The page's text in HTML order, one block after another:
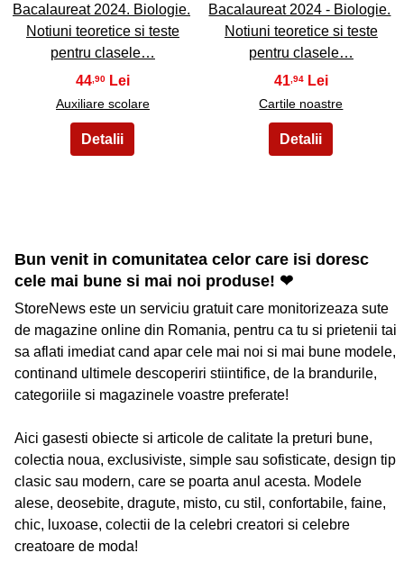
Bacalaureat 2024. Biologie.
Notiuni teoretice si teste
pentru clasele…
44 ,90
Auxiliare scolare
Bacalaureat 2024 - Biologie.
Notiuni teoretice si teste
pentru clasele…
41 ,94
Cartile noastre
Bun venit in comunitatea celor care isi doresc
cele mai bune si mai noi produse! ❤
StoreNews este un serviciu gratuit care monitorizeaza sute
de magazine online din Romania, pentru ca tu si prietenii tai
sa aflati imediat cand apar cele mai noi si mai bune modele,
continand ultimele descoperiri stiintifice, de la brandurile,
categoriile si magazinele voastre preferate!
Aici gasesti obiecte si articole de calitate la preturi bune,
colectia noua, exclusiviste, simple sau sofisticate, design tip
clasic sau modern, care se poarta anul acesta. Modele
alese, deosebite, dragute, misto, cu stil, confortabile, faine,
chic, luxoase, colectii de la celebri creatori si celebre
creatoare de moda!